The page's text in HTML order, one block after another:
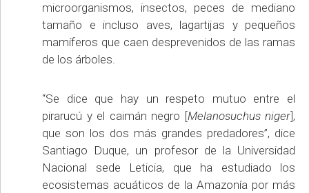
microorganismos, insectos, peces de mediano
tamaño e incluso aves, lagartijas y pequeños
mamíferos que caen desprevenidos de las ramas
de los árboles.
“Se dice que hay un respeto mutuo entre el
pirarucú y el caimán negro [Melanosuchus niger],
que son los dos más grandes predadores”, dice
Santiago Duque, un profesor de la Universidad
Nacional sede Leticia, que ha estudiado los
ecosistemas acuáticos de la Amazonía por más